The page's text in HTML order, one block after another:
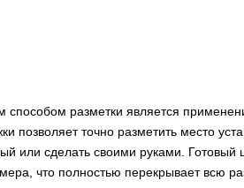
способом разметки является
позволяет точно разметить место
или сделать своими руками. Готовый
что полностью перекрывает всю